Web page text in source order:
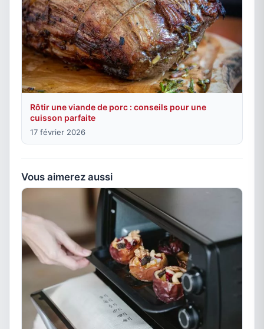
Rôtir une viande de porc : conseils pour une
cuisson parfaite
17 février 2026
Vous aimerez aussi